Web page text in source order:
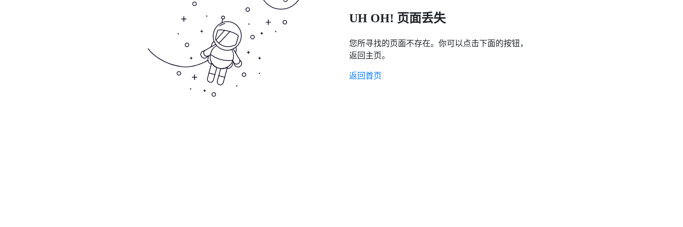
UH OH! 页面丢失
您所寻找的页面不存在。你可以点击下面的按钮，
返回主页。
返回首页